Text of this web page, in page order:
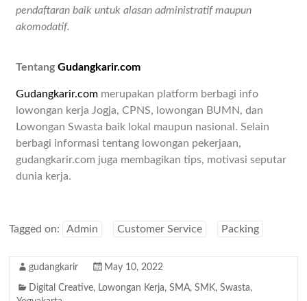
pendaftaran baik untuk alasan administratif maupun
akomodatif.
TentangGudangkarir.com
Gudangkarir.com merupakan platform berbagi info
lowongan kerja Jogja, CPNS, lowongan BUMN, dan
Lowongan Swasta baik lokal maupun nasional. Selain
berbagi informasi tentang lowongan pekerjaan,
gudangkarir.com juga membagikan tips, motivasi seputar
dunia kerja.
Tagged on: Admin Customer Service Packing
gudangkarir May 10, 2022
Digital Creative, Lowongan Kerja,SMA,SMK,Swasta,